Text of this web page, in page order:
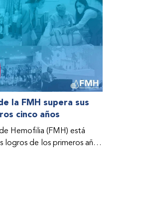
la FMH supera sus
cinco años
Hemofilia (FMH) está
de los primeros años
a la Atención y el